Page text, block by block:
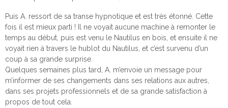
Puis A. ressort de sa transe hypnotique et est très étonné. Cette
fois il est mieux parti ! Il ne voyait aucune machine à remonter le
temps au début, puis est venu le Nautilus en bois, et ensuite il ne
voyait rien à travers le hublot du Nautilus, et c’est survenu d’un
coup à sa grande surprise.
Quelques semaines plus tard, A. m’envoie un message pour
m’informer de ses changements dans ses relations aux autres,
dans ses projets professionnels et de sa grande satisfaction à
propos de tout cela.